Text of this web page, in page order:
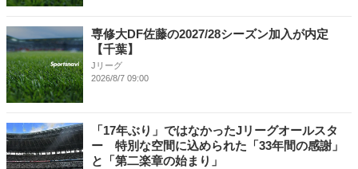
専修大DF佐藤の2027/28シーズン加入が内定
【千葉】
Jリーグ
2026/8/7 09:00
「17年ぶり」ではなかったJリーグオールスタ
ー 特別な空間に込められた「33年間の感謝」
と「第二楽章の始まり」